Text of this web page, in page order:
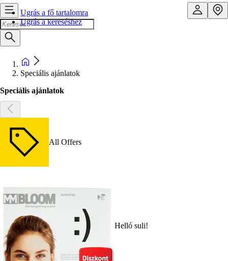
Ugrás a fő tartalomra
Ugrás a kereséshez
Speciális ajánlatok
Speciális ajánlatok
All Offers
Helló suli!